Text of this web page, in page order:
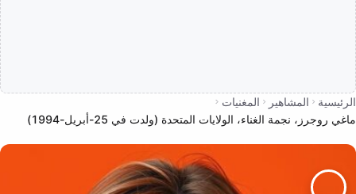
الرئيسية المشاهير
المغنيات
ماغي روجرز، نجمة الغناء، الولايات المتحدة (ولدت في 25-أبريل-1994)